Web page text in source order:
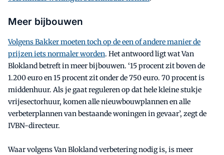
Meer bijbouwen
Volgens Bakker moeten toch op de een of andere manier de
prijzen iets normaler worden. Het antwoord ligt wat Van
Blokland betreft in meer bijbouwen. ‘15 procent zit boven de
1.200 euro en 15 procent zit onder de 750 euro. 70 procent is
middenhuur. Als je gaat reguleren op dat hele kleine stukje
vrijesectorhuur, komen alle nieuwbouwplannen en alle
verbeterplannen van bestaande woningen in gevaar’, zegt de
IVBN-directeur.
Waar volgens Van Blokland verbetering nodig is, is meer